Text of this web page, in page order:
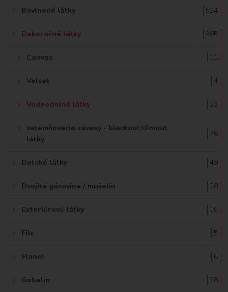
Bavlnené látky 524
Dekoračné látky 365
Canvas 11
Velvet 4
Vodeodolné látky 23
zatemňovacie závesy - blackout/dimout
látky
76
Detské látky 49
Dvojitá gázovina / mušelín 28
Exteriérové látky 15
Filc 5
Flanel 6
Gobelín 28